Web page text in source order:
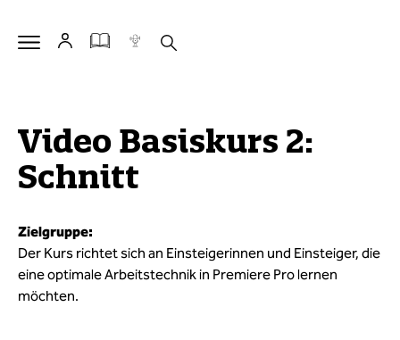
Video Basiskurs 2:
Schnitt
Zielgruppe:
Der Kurs richtet sich an Einsteigerinnen und Einsteiger, die
eine optimale Arbeitstechnik in Premiere Pro lernen
möchten.